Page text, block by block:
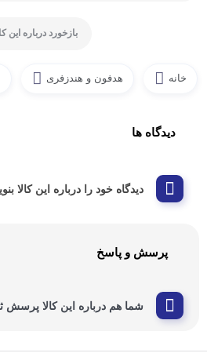
بازخورد درباره این
خانه هدفون و هندزفری
دیدگاه ها
دیدگاه خود را درباره این کالا
پرسش و پاسخ
شما هم درباره این کالا پرسش